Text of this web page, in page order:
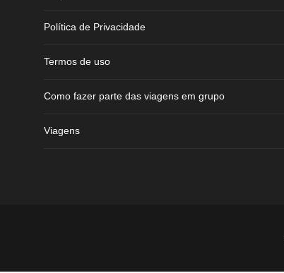
Política de Privacidade
Termos de uso
Como fazer parte das viagens em grupo
Viagens